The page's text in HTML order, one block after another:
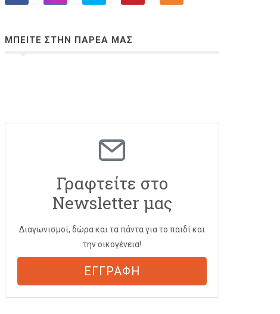
ΜΠΕΙΤΕ ΣΤΗΝ ΠΑΡΕΑ ΜΑΣ
Γραφτείτε στο
Newsletter μας
Διαγωνισμοί, δώρα και τα πάντα για το παιδί και
την οικογένεια!
ΕΓΓΡΑΦΗ